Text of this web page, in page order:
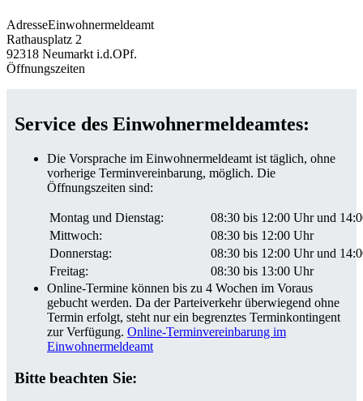
AdresseEinwohnermeldeamt
Rathausplatz 2
92318 Neumarkt i.d.OPf.
Öffnungszeiten
Service des Einwohnermeldeamtes:
Die Vorsprache im Einwohnermeldeamt ist täglich, ohne
vorherige Terminvereinbarung, möglich. Die
Öffnungszeiten sind:
Montag und Dienstag:
08:30 bis 12:00 Uhr und
Mittwoch:
08:30 bis 12:00 Uhr
Donnerstag:
08:30 bis 12:00 Uhr und
Freitag:
08:30 bis 13:00 Uhr
Online-Termine können bis zu 4 Wochen im Voraus
gebucht werden. Da der Parteiverkehr überwiegend ohne
Termin erfolgt, steht nur ein begrenztes Terminkontingent
zur Verfügung. Online-Terminvereinbarung im
Einwohnermeldeamt
Bitte beachten Sie: